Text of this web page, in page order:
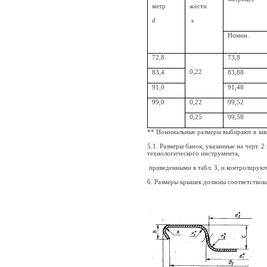
метр
d
жести
s
Номин.
72,8 73,8
83,4 0,22 83,88
91,0 91,48
99,0 0,22 99,52
0,25 99,58
** Номинальные размеры выбирают в
5.1. Размеры банок, указанные на черт.
технологического инструмента,
приведенными в табл. 3, и
6. Размеры крышек должны